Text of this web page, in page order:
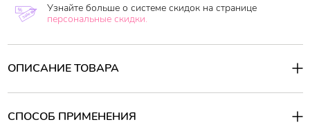
Узнайте больше о системе скидок на странице
персональные скидки.
ОПИСАНИЕ ТОВАРА
Японский чистящий порошок предназначен для мытья и чистки
поверхностей на кухне и в ванной комнате.
Благодаря особому пенящемуся составу, порошок моментально
СПОСОБ ПРИМЕНЕНИЯ